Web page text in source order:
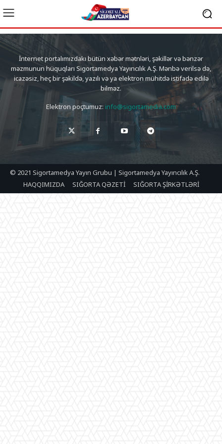
İnternet portalımızdakı bütün xəbər mətnləri, şəkillər və bənzər
məzmunun hüquqları Sigortamedya Yayıncılık A.Ş. Mənbə verilsə də,
icazəsiz, heç bir şəkildə, yazılı və ya elektron mühitdə istifadə edilə
bilməz.
Elektron poçtumuz: info@sigortamedia.com
© 2021 Sigortamedya Yayın Grubu | Sigortamedya Yayıncılık A.Ş.
HAQQIMIZDA
SIĞORTA QƏZETİ SIĞORTA ŞİRKƏTLƏRİ